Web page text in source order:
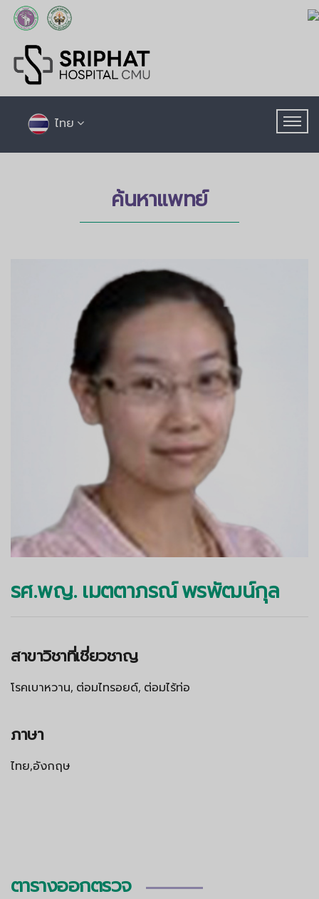
ไทย
ค้นหาแพทย์
รศ.พญ. เมตตาภรณ์ พรพัฒน์กุล
สาขาวิชาที่เชี่ยวชาญ
โรคเบาหวาน, ต่อมไทรอยด์, ต่อมไร้ท่อ
ภาษา
ไทย,อังกฤษ
ตารางออกตรวจ